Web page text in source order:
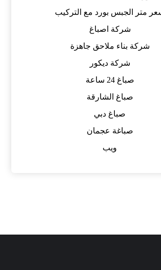
متر الجبس بورد مع التركيب
شركة اصباغ
شركة بناء ملاحق جاهزة
شركة ديكور
صباغ 24 ساعة
صباغ الشارقة
صباغ دبي
صباغة عجمان
ويب